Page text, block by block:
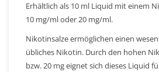
Erhältlich als 10 ml Liquid mit einem
10 mg/ml oder 20 mg/ml.
Nikotinsalze ermöglichen einen
übliches Nikotin. Durch den hohen
bzw. 20 mg eignet sich dieses Liquid